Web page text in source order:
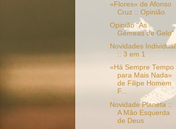
«Flores» de Afonso
Cruz :: Opinião
Opinião "As
Gémeas de Gelo"
Novidades Individual
:: 3 em 1
«Há Sempre Tempo
para Mais Nada»
de Filipe Homem
F...
Novidade Planeta ::
A Mão Esquerda
de Deus